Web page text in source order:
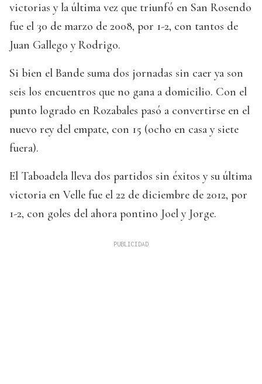
victorias y la última vez que triunfó en San Rosendo
fue el 30 de marzo de 2008, por 1-2, con tantos de
Juan Gallego y Rodrigo.
Si bien el Bande suma dos jornadas sin caer ya son
seis los encuentros que no gana a domicilio. Con el
punto logrado en Rozabales pasó a convertirse en el
nuevo rey del empate, con 15 (ocho en casa y siete
fuera).
El Taboadela lleva dos partidos sin éxitos y su última
victoria en Velle fue el 22 de diciembre de 2012, por
1-2, con goles del ahora pontino Joel y Jorge.